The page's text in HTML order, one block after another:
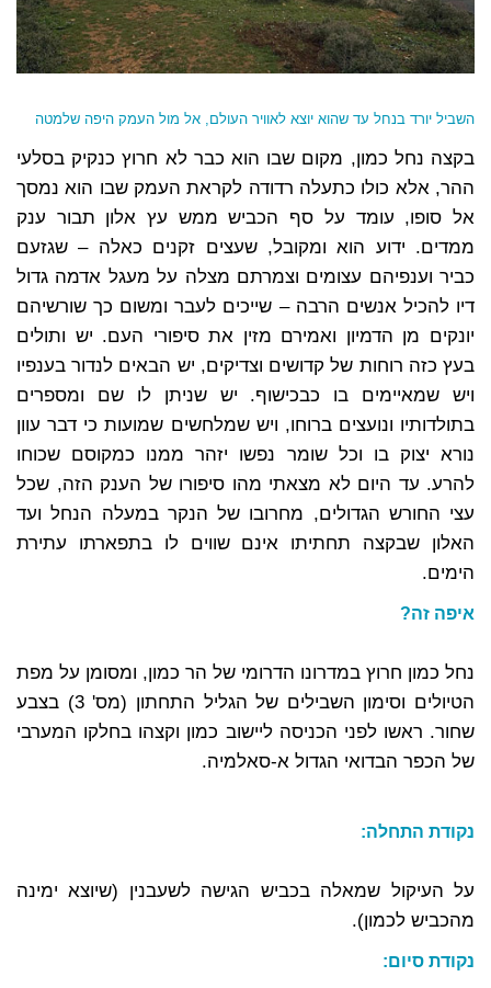
השביל יורד בנחל עד שהוא יוצא לאוויר העולם, אל מול העמק היפה שלמטה
בקצה נחל כמון, מקום שבו הוא כבר לא חרוץ כנקיק בסלעי
ההר, אלא כולו כתעלה רדודה לקראת העמק שבו הוא נמסך
אל סופו, עומד על סף הכביש ממש עץ אלון תבור ענק
ממדים. ידוע הוא ומקובל, שעצים זקנים כאלה – שגזעם
כביר וענפיהם עצומים וצמרתם מצלה על מעגל אדמה גדול
דיו להכיל אנשים הרבה – שייכים לעבר ומשום כך שורשיהם
יונקים מן הדמיון ואמירם מזין את סיפורי העם. יש ותולים
בעץ כזה רוחות של קדושים וצדיקים, יש הבאים לנדור בענפיו
ויש שמאיימים בו כבכישוף. יש שניתן לו שם ומספרים
בתולדותיו ונועצים ברוחו, ויש שמלחשים שמועות כי דבר עוון
נורא יצוק בו וכל שומר נפשו יזהר ממנו כמקוסם שכוחו
להרע. עד היום לא מצאתי מהו סיפורו של הענק הזה, שכל
עצי החורש הגדולים, מחרובו של הנקר במעלה הנחל ועד
האלון שבקצה תחתיתו אינם שווים לו בתפארתו עתירת
הימים.
איפה זה?
נחל כמון חרוץ במדרונו הדרומי של הר כמון, ומסומן על מפת
הטיולים וסימון השבילים של הגליל התחתון (מס' 3) בצבע
שחור. ראשו לפני הכניסה ליישוב כמון וקצהו בחלקו המערבי
של הכפר הבדואי הגדול א-סאלמיה.
נקודת התחלה:
על העיקול שמאלה בכביש הגישה לשעבנין (שיוצא ימינה
מהכביש לכמון).
נקודת סיום: